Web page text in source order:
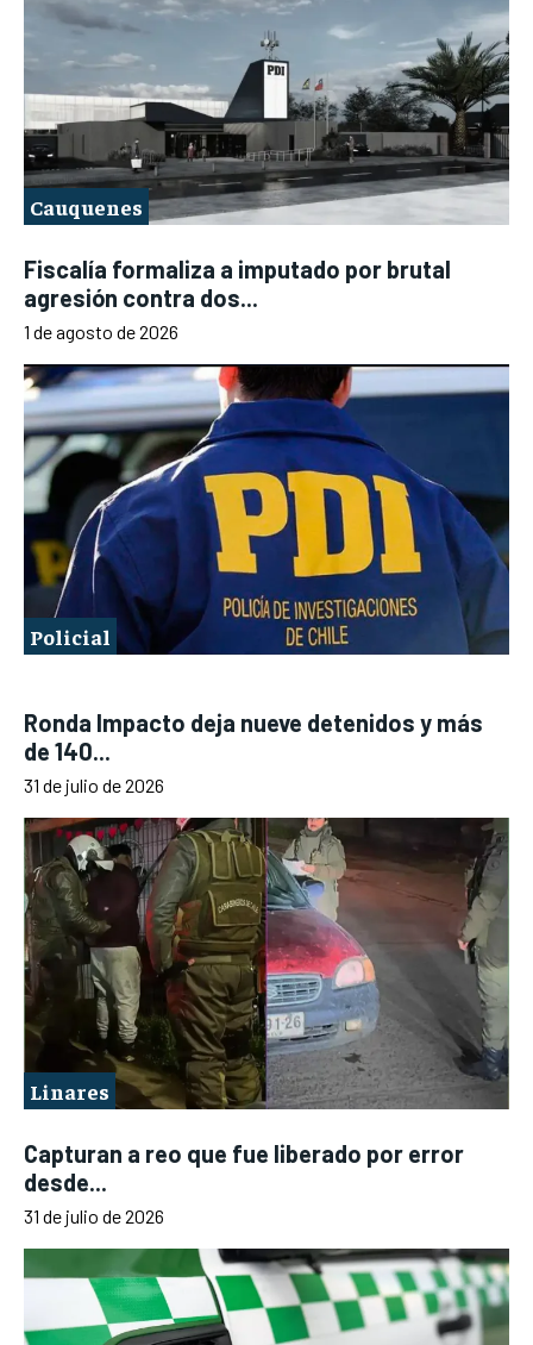
Cauquenes
Fiscalía formaliza a imputado por brutal
agresión contra dos...
1 de agosto de 2026
Policial
Ronda Impacto deja nueve detenidos y más
de 140...
31 de julio de 2026
Linares
Capturan a reo que fue liberado por error
desde...
31 de julio de 2026